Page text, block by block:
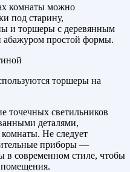
комнаты можно
под старину,
и торшеры с деревянным
абажуром простой формы.
торшеры на
точечных светильников
деталями,
Не следует
приборы —
в современном стиле, чтобы